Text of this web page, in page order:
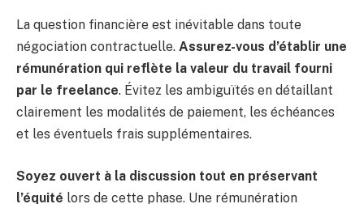
La question financière est inévitable dans toute
négociation contractuelle. Assurez-vous d’établir une
rémunération qui reflète la valeur du travail fourni
par le freelance. Évitez les ambiguïtés en détaillant
clairement les modalités de paiement, les échéances
et les éventuels frais supplémentaires.
Soyez ouvert à la discussion tout en préservant
l’équité lors de cette phase. Une rémunération